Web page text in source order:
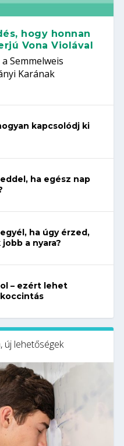
hogy honnan
Vona Violával
Semmelweis
Karának
kapcsolódj ki
ha egész nap
ha úgy érzed,
a nyara?
– ezért lehet
új lehetőségek